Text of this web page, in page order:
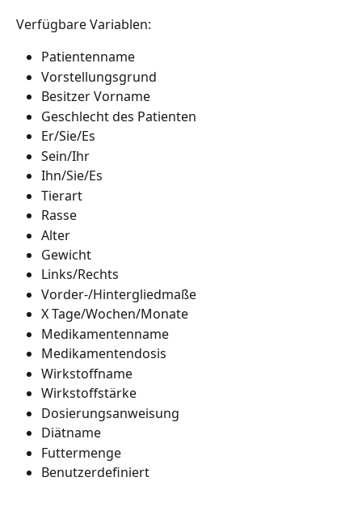
Verfügbare Variablen:
Patientenname
Vorstellungsgrund
Besitzer Vorname
Geschlecht des Patienten
Er/Sie/Es
Sein/Ihr
Ihn/Sie/Es
Tierart
Rasse
Alter
Gewicht
Links/Rechts
Vorder-/Hintergliedmaße
X Tage/Wochen/Monate
Medikamentenname
Medikamentendosis
Wirkstoffname
Wirkstoffstärke
Dosierungsanweisung
Diätname
Futtermenge
Benutzerdefiniert